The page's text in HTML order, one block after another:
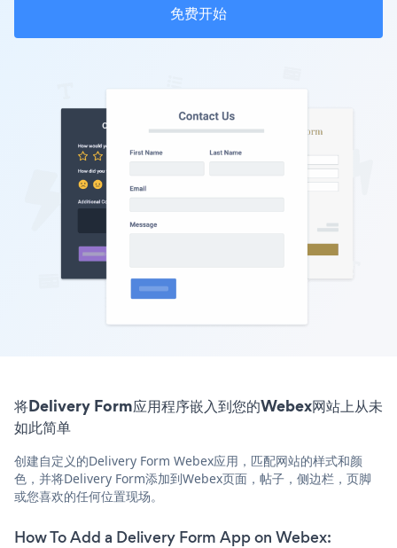
免费开始
将Delivery Form应用程序嵌入到您的Webex网站上从未
如此简单
创建自定义的Delivery Form Webex应用，匹配网站的样式和颜
色，并将Delivery Form添加到Webex页面，帖子，侧边栏，页脚
或您喜欢的任何位置现场。
How To Add a Delivery Form App on Webex: